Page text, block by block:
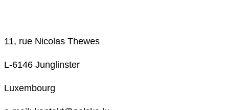
11, rue Nicolas Thewes
L-6146 Junglinster
Luxembourg